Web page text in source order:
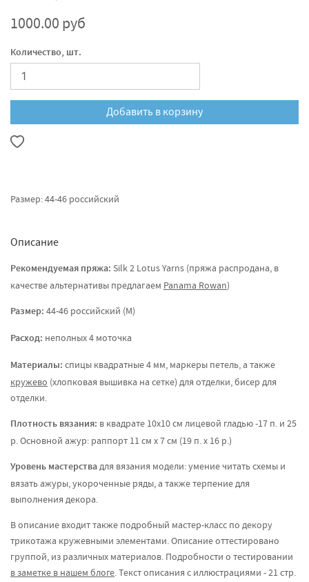
1000.00 руб
Количество, шт.
Добавить в корзину
Размер: 44-46 российский
Описание
Рекомендуемая пряжа: Silk 2 Lotus Yarns (пряжа распродана, в
качестве альтернативы предлагаем Panama Rowan)
Размер: 44-46 российский (M)
Расход: неполных 4 моточка
Материалы: спицы квадратные 4 мм, маркеры петель, а также
кружево (хлопковая вышивка на сетке) для отделки, бисер для
отделки.
Плотность вязания: в квадрате 10х10 см лицевой гладью -17 п. и 25
р. Основной ажур: раппорт 11 см х 7 см (19 п. х 16 р.)
Уровень мастерствадля вязания модели: умение читать схемы и
вязать ажуры, укороченные ряды, а также терпение для
выполнения декора.
В описание входит также подробный мастер-класс по декору
трикотажа кружевными элементами. Описание оттестировано
группой, из различных материалов. Подробности о тестировании
в заметке в нашем блоге. Текст описания с иллюстрациями - 21 стр.